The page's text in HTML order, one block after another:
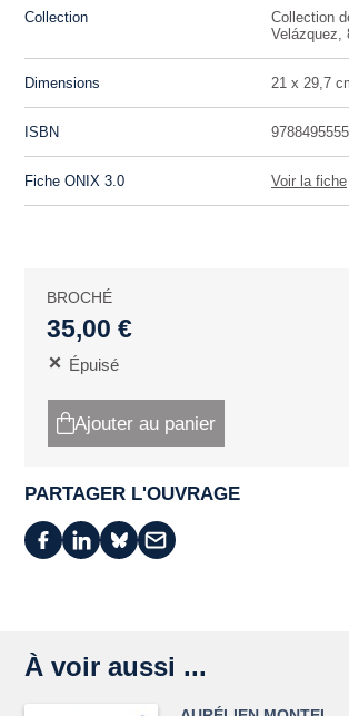
Collection
Collection
Velázquez,
Dimensions 21 x 29,7
ISBN
Fiche ONIX 3.0 Voir la fiche
BROCHÉ
35,00 €
Épuisé
Ajouter au panier
PARTAGER L'OUVRAGE
À voir aussi ...